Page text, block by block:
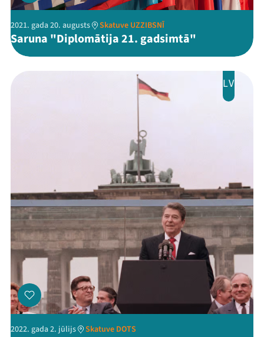
Mana programma
2021. gada 20. augusts Skatuve UZZIBSNĪ
Saruna "Diplomātija 21. gadsimtā"
LV
2022. gada 2. jūlijs Skatuve DOTS